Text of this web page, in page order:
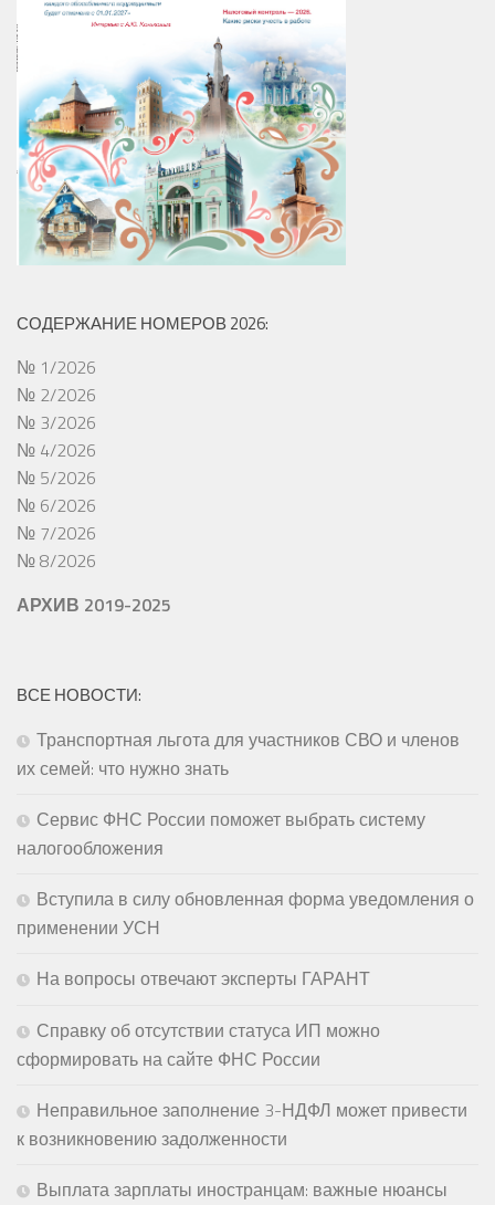
СОДЕРЖАНИЕ НОМЕРОВ 2026:
№ 1/2026
№ 2/2026
№ 3/2026
№ 4/2026
№ 5/2026
№ 6/2026
№ 7/2026
№ 8/2026
АРХИВ 2019-2025
ВСЕ НОВОСТИ:
Транспортная льгота для участников СВО и членов
их семей: что нужно знать
Сервис ФНС России поможет выбрать систему
налогообложения
Вступила в силу обновленная форма уведомления о
применении УСН
На вопросы отвечают эксперты ГАРАНТ
Справку об отсутствии статуса ИП можно
сформировать на сайте ФНС России
Неправильное заполнение 3-НДФЛ может привести
к возникновению задолженности
Выплата зарплаты иностранцам: важные нюансы